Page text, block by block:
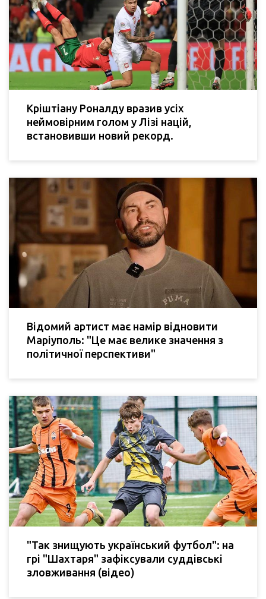
Кріштіану Роналду вразив усіх
неймовірним голом у Лізі націй,
встановивши новий рекорд.
Відомий артист має намір відновити
Маріуполь: "Це має велике значення з
політичної перспективи"
"Так знищують український футбол": на
грі "Шахтаря" зафіксували суддівські
зловживання (відео)